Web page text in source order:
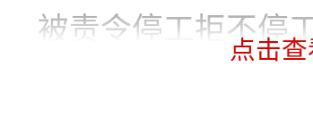
被责令停工拒不停
点击